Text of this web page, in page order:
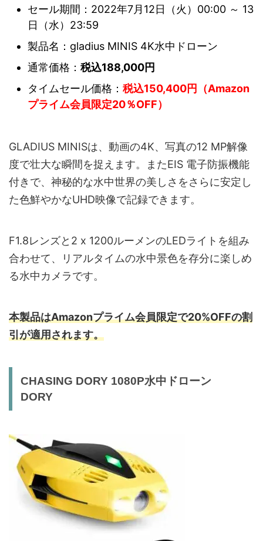
セール期間：2022年7月12日（火）00:00 ～ 13
日（水）23:59
製品名：gladius MINIS 4K水中ドローン
通常価格： 税込188,000円
タイムセール価格： 税込150,400円（Amazon
プライム会員限定20％OFF）
GLADIUS MINISは、動画の4K、写真の12 MP解像
度で壮大な瞬間を捉えます。またEIS 電子防振機能
付きで、神秘的な水中世界の美しさをさらに安定し
た色鮮やかなUHD映像で記録できます。
F1.8レンズと2 x 1200ルーメンのLEDライトを組み
合わせて、リアルタイムの水中景色を存分に楽しめ
る水中カメラです。
本製品はAmazonプライム会員限定で20%OFFの割
引が適用されます。
CHASING DORY 1080P水中ドローン
DORY